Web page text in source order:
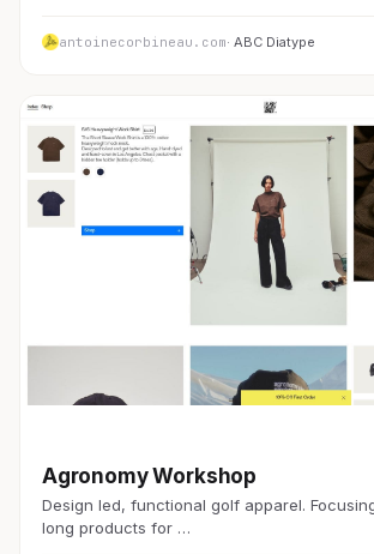
antoinecorbineau.com· ABC Diatype
Agronomy Workshop
Design led, functional golf apparel.
long products for …